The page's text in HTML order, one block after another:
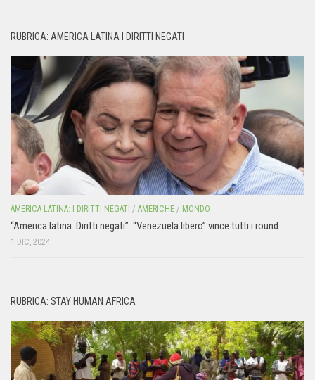
RUBRICA: AMERICA LATINA I DIRITTI NEGATI
AMERICA LATINA: I DIRITTI NEGATI / AMERICHE / MONDO
“America latina. Diritti negati”. “Venezuela libero” vince tutti i round
1 DIC, 2024
RUBRICA: STAY HUMAN AFRICA